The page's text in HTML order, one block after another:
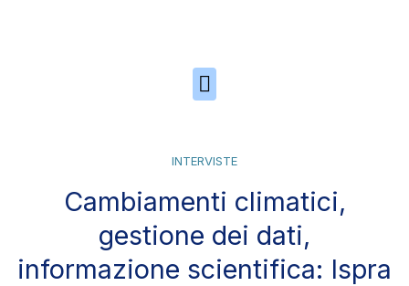
INTERVISTE
Cambiamenti climatici,
gestione dei dati,
informazione scientifica: Ispra